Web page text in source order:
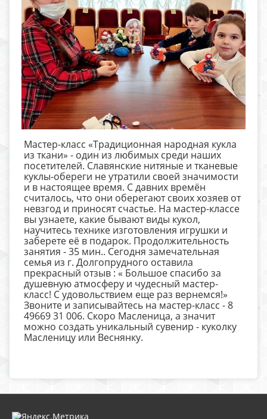
Мастер-класс «Традиционная народная кукла
из ткани» - один из любимых среди наших
посетителей. Славянские нитяные и тканевые
куклы-обереги не утратили своей значимости
и в настоящее время. С давних времён
считалось, что они оберегают своих хозяев от
невзгод и приносят счастье. На мастер-классе
вы узнаете, какие бывают виды кукол,
научитесь технике изготовления игрушки и
заберете её в подарок. Продолжительность
занятия - 35 мин.. Сегодня замечательная
семья из г. Долгопрудного оставила
прекрасный отзыв : « Большое спасибо за
душевную атмосферу и чудесный мастер-
класс! С удовольствием еще раз вернемся!»
Звоните и записывайтесь на мастер-класс - 8
49669 31 006. Скоро Масленица, а значит
можно создать уникальный сувенир - куколку
Масленицу или Веснянку.